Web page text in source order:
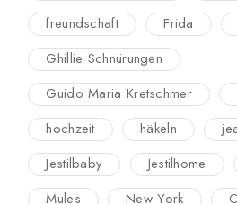
freundschaft
Frida
Ghillie Schnürungen
Guido Maria Kretschmer
hochzeit
häkeln
Jestilbaby
Jestilhome
Mules
New York